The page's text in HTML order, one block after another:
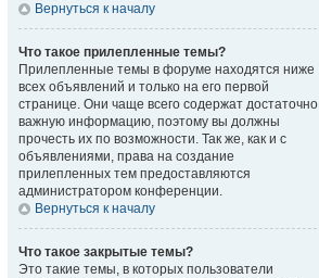
Вернуться к началу
Что такое прилепленные темы?
Прилепленные темы в форуме находятся ниже
всех объявлений и только на его первой
странице. Они чаще всего содержат достаточно
важную информацию, поэтому вы должны
прочесть их по возможности. Так же, как и с
объявлениями, права на создание
прилепленных тем предоставляются
администратором конференции.
Вернуться к началу
Что такое закрытые темы?
Это такие темы, в которых пользователи